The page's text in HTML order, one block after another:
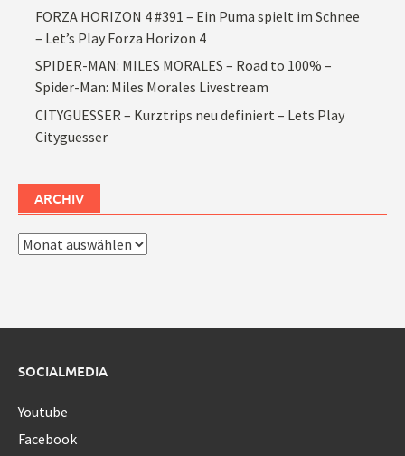
FORZA HORIZON 4 #391 – Ein Puma spielt im Schnee
– Let’s Play Forza Horizon 4
SPIDER-MAN: MILES MORALES – Road to 100% –
Spider-Man: Miles Morales Livestream
CITYGUESSER – Kurztrips neu definiert – Lets Play
Cityguesser
ARCHIV
Archiv
SOCIALMEDIA
Youtube
Facebook